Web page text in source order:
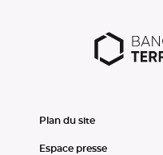
Plan du site
Espace presse